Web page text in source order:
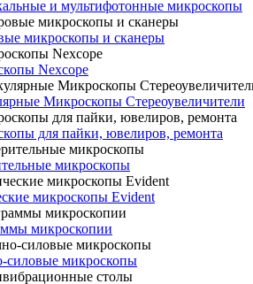
и мультифотонные микроскопы
микроскопы и сканеры
Nexcope
Микроскопы Стереоувеличители
для пайки, ювелиров, ремонта
микроскопы
микроскопы Evident
микроскопии
силовые микроскопы